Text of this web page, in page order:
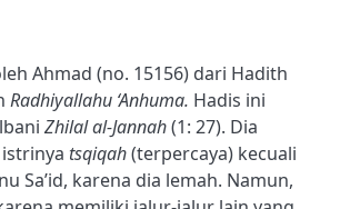
Ahmad (no. 15156) dari Hadith
Radhiyallahu ‘Anhuma. Hadis ini
Zhilal al-Jannah(1: 27). Dia
istrinya tsqiqah(terpercaya) kecuali
Sa’id, karena dia lemah. Namun,